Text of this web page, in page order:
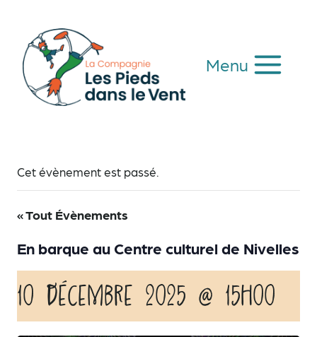
contenu
Menu
Cet évènement est passé.
« Tout Évènements
En barque au Centre culturel de Nivelles
10 décembre 2025 @ 15h00